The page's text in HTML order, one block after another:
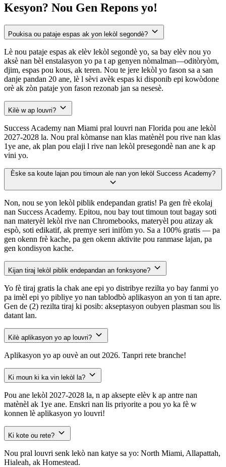
Kesyon? Nou Gen Repons yo!
Poukisa ou pataje espas ak yon lekòl segondè?
Lè nou pataje espas ak elèv lekòl segondè yo, sa bay elèv nou yo
aksè nan bèl enstalasyon yo pa t ap genyen nòmalman—oditòryòm,
djim, espas pou kous, ak teren. Nou te jere lekòl yo fason sa a san
danje pandan 20 ane, lè l sèvi avèk espas ki disponib epi kowòdone
orè ak zòn pataje yon fason rezonab jan sa nesesè.
Kilè w ap louvri?
Success Academy nan Miami pral louvri nan Florida pou ane lekòl
2027-2028 la. Nou pral kòmanse nan klas matènèl pou rive nan klas
1ye ane, ak plan pou elaji l rive nan lekòl presegondè nan ane k ap
vini yo.
Èske sa koute lajan pou timoun ale nan yon lekòl Success Academy?
Non, nou se yon lekòl piblik endepandan gratis! Pa gen frè ekolaj
nan Success Academy. Epitou, nou bay tout timoun tout bagay soti
nan materyèl lekòl rive nan Chromebooks, materyèl pou atizay ak
espò, soti edikatif, ak premye seri inifòm yo. Sa a 100% gratis — pa
gen okenn frè kache, pa gen okenn aktivite pou ranmase lajan, pa
gen kondisyon kache.
Kijan tiraj lekòl piblik endepandan an fonksyone?
Yo fè tiraj gratis la chak ane epi yo distribye rezilta yo bay fanmi yo
pa imèl epi yo pibliye yo nan tablodbò aplikasyon an yon ti tan apre.
Gen de (2) rezilta tiraj ki posib: akseptasyon oubyen plasman sou lis
datant lan.
Kilè aplikasyon yo ap louvri?
Aplikasyon yo ap ouvè an out 2026. Tanpri rete branche!
Ki moun ki ka vin lekòl la?
Pou ane lekòl 2027-2028 la, n ap aksepte elèv k ap antre nan
matènèl ak 1ye ane. Enskri nan lis priyorite a pou yo ka fè w
konnen lè aplikasyon yo louvri!
Ki kote ou rete?
Nou pral louvri senk lekò nan katye sa yo: North Miami, Allapattah,
Hialeah, ak Homestead.